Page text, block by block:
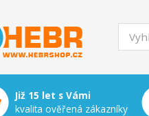
Již 15 let s Vámi
kvalita ověřená zákazníky